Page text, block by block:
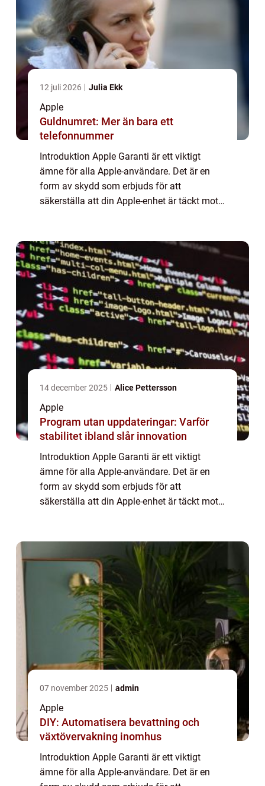
12 juli 2026 Julia Ekk
Apple
Guldnumret: Mer än bara ett
telefonnummer
Introduktion Apple Garanti är ett viktigt
ämne för alla Apple-användare. Det är en
form av skydd som erbjuds för att
säkerställa att din Apple-enhet är täckt mot
14 december 2025 Alice Pettersson
Apple
Program utan uppdateringar: Varför
stabilitet ibland slår innovation
Introduktion Apple Garanti är ett viktigt
ämne för alla Apple-användare. Det är en
form av skydd som erbjuds för att
säkerställa att din Apple-enhet är täckt mot
07 november 2025 admin
Apple
DIY: Automatisera bevattning och
växtövervakning inomhus
Introduktion Apple Garanti är ett viktigt
ämne för alla Apple-användare. Det är en